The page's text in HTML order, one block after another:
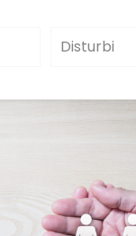
Disturbi